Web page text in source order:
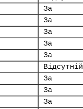
За
За
За
За
За
Відсутній
За
За
За